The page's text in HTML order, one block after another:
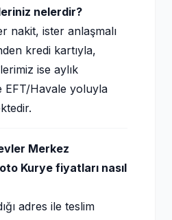
nelerdir?
nakit, ister anlaşmalı
kredi kartıyla,
ise aylık
EFT/Havale yoluyla
Merkez
Kurye fiyatları nasıl
adres ile teslim